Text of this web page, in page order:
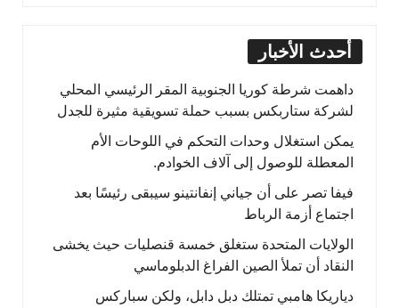
أحدث الأخبار
داهمت شرطة كوريا الجنوبية المقر الرئيسي المحلي
لشركة ستاربكس بسبب حملة تسويقية مثيرة للجدل
يمكن استغلال وحدات التحكم في اللوحات الأم
المعطلة للوصول إلى آلاف الخوادم.
فيفا تصر على أن جياني إنفانتينو سيبقى رئيسًا بعد
اجتماع أزمة الرباط
الولايات المتحدة ستغلق خمسة قنصليات حيث يخشى
النقاد أن تملأ الصين الفراغ الدبلوماسي
دياريكا هامبي تمتلك دبل دابل، ولكن سباركس